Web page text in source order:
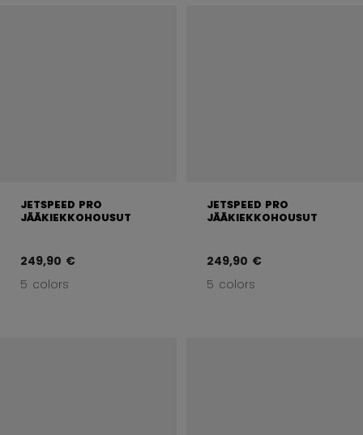
JETSPEED PRO
JÄÄKIEKKOHOUSUT
249,90 €
5 colors
JETSPEED PRO
JÄÄKIEKKOHOUSUT
249,90 €
5 colors